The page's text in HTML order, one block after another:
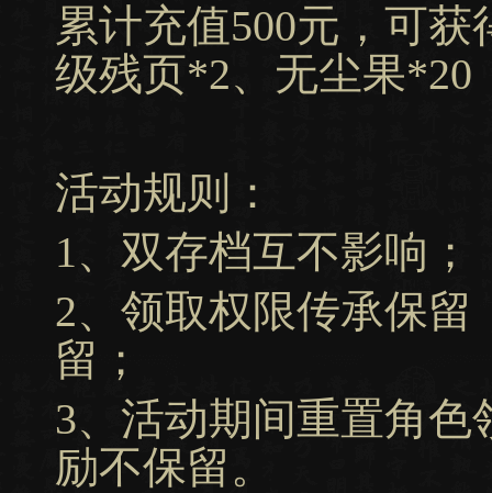
累计充值500元，可
级残页*2、无尘果*20
活动规则：
1、双存档互不影响；
2、领取权限传承保
留；
3、活动期间重置角
励不保留。